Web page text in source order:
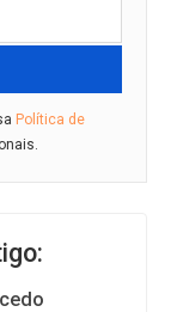
Política de